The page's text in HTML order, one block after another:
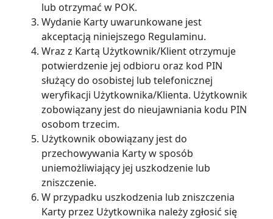
lub otrzymać w POK.
Wydanie Karty uwarunkowane jest
akceptacją niniejszego Regulaminu.
Wraz z Kartą Użytkownik/Klient otrzymuje
potwierdzenie jej odbioru oraz kod PIN
służący do osobistej lub telefonicznej
weryfikacji Użytkownika/Klienta. Użytkownik
zobowiązany jest do nieujawniania kodu PIN
osobom trzecim.
Użytkownik obowiązany jest do
przechowywania Karty w sposób
uniemożliwiający jej uszkodzenie lub
zniszczenie.
W przypadku uszkodzenia lub zniszczenia
Karty przez Użytkownika należy zgłosić się